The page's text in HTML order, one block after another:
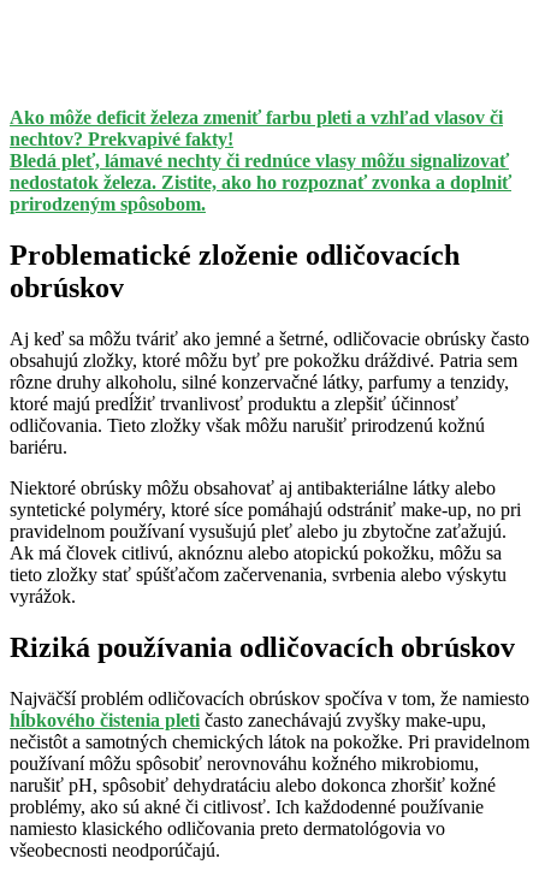
Ako môže deficit železa zmeniť farbu pleti a vzhľad vlasov či
nechtov? Prekvapivé fakty!
Bledá pleť, lámavé nechty či rednúce vlasy môžu signalizovať
nedostatok železa. Zistite, ako ho rozpoznať zvonka a doplniť
prirodzeným spôsobom.
Problematické zloženie odličovacích
obrúskov
Aj keď sa môžu tváriť ako jemné a šetrné, odličovacie obrúsky často
obsahujú zložky, ktoré môžu byť pre pokožku dráždivé. Patria sem
rôzne druhy alkoholu, silné konzervačné látky, parfumy a tenzidy,
ktoré majú predĺžiť trvanlivosť produktu a zlepšiť účinnosť
odličovania. Tieto zložky však môžu narušiť prirodzenú kožnú
bariéru.
Niektoré obrúsky môžu obsahovať aj antibakteriálne látky alebo
syntetické polyméry, ktoré síce pomáhajú odstrániť make-up, no pri
pravidelnom používaní vysušujú pleť alebo ju zbytočne zaťažujú.
Ak má človek citlivú, aknóznu alebo atopickú pokožku, môžu sa
tieto zložky stať spúšťačom začervenania, svrbenia alebo výskytu
vyrážok.
Riziká používania odličovacích obrúskov
Najväčší problém odličovacích obrúskov spočíva v tom, že namiesto
hĺbkového čistenia pleti často zanechávajú zvyšky make-upu,
nečistôt a samotných chemických látok na pokožke. Pri pravidelnom
používaní môžu spôsobiť nerovnováhu kožného mikrobiomu,
narušiť pH, spôsobiť dehydratáciu alebo dokonca zhoršiť kožné
problémy, ako sú akné či citlivosť. Ich každodenné používanie
namiesto klasického odličovania preto dermatológovia vo
všeobecnosti neodporúčajú.